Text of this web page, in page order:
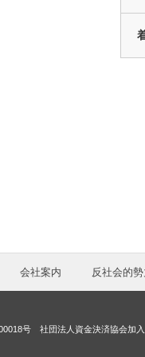
会社案内 反社会的
号 社団法人資金決済協会加